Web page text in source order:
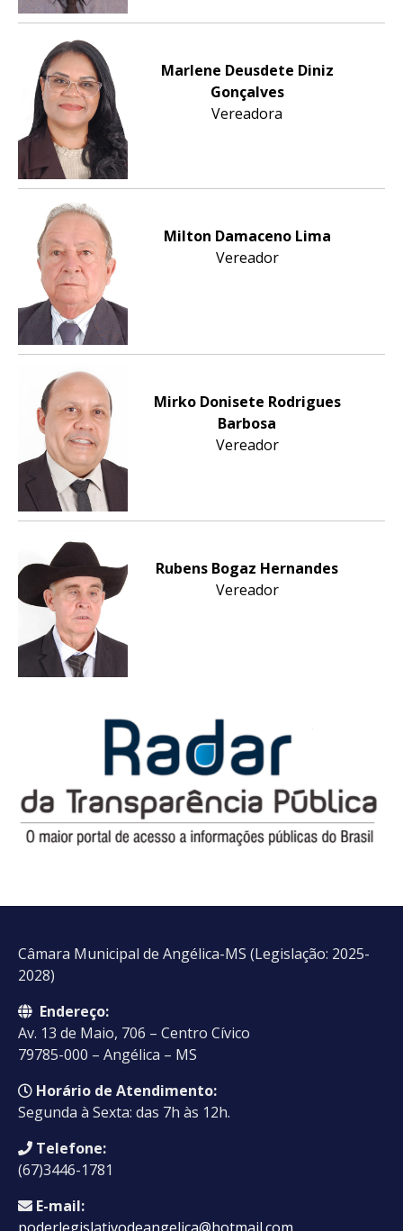
Marlene Deusdete Diniz
Gonçalves
Vereadora
Milton Damaceno Lima
Vereador
Mirko Donisete Rodrigues
Barbosa
Vereador
Rubens Bogaz Hernandes
Vereador
Câmara Municipal de Angélica-MS (Legislação: 2025-
2028)
Endereço:
Av. 13 de Maio, 706 – Centro Cívico
79785-000 – Angélica – MS
Horário de Atendimento:
Segunda à Sexta: das 7h às 12h.
Telefone:
(67)3446-1781
E-mail:
poderlegislativodeangelica@hotmail.com